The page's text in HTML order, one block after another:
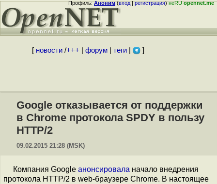
Профиль:Аноним(вход|регистрация)неRUopennet.me
[ новости/+++ форум| теги| ]
Google отказывается от поддержки
в Chrome протокола SPDY в пользу
HTTP/2
09.02.2015 21:28 (MSK)
Компания Google анонсировала начало внедрения
протокола HTTP/2 в web-браузере Chrome. В настоящее